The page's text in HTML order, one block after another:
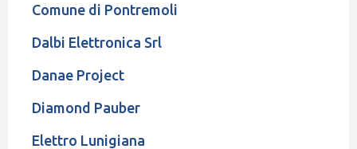
Comune di Pontremoli
Dalbi Elettronica Srl
Danae Project
Diamond Pauber
Elettro Lunigiana